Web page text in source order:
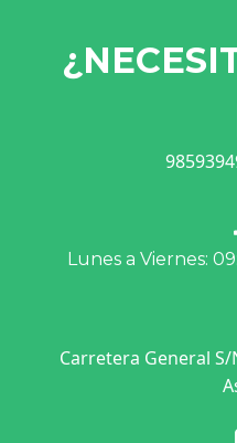
Lunes a Viernes:
Carretera General S/